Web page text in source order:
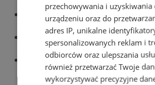
Wiadomości kryminalne
Wiadomości lokalne
Wiadomości sportowe
przechowywania i
urządzeniu oraz do
adres IP, unikalne
spersonalizowanych reklam i
odbiorców oraz ulepszania
również przetwarzać Twoje
wykorzystywać precyzyjne